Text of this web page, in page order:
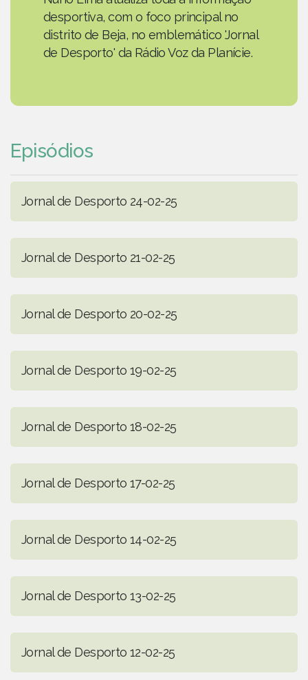
desportiva, com o foco principal no
distrito de Beja, no emblemático 'Jornal
de Desporto' da Rádio Voz da Planície.
Episódios
Jornal de Desporto 24-02-25
Jornal de Desporto 21-02-25
Jornal de Desporto 20-02-25
Jornal de Desporto 19-02-25
Jornal de Desporto 18-02-25
Jornal de Desporto 17-02-25
Jornal de Desporto 14-02-25
Jornal de Desporto 13-02-25
Jornal de Desporto 12-02-25